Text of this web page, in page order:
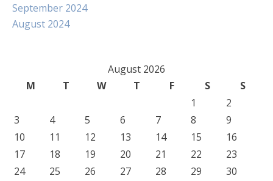
September 2024
August 2024
August 2026
M
T W T F S
S
1
2
3
4 5 6 7 8
9
10
11 12 13 14 15
16
17
18 19 20 21 22
23
24
25 26 27 28 29
30